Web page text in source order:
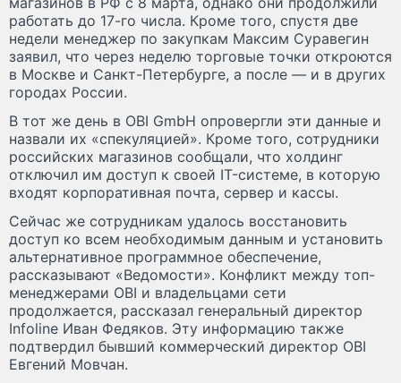
работать до 17-го числа. Кроме того, спустя две
недели менеджер по закупкам Максим Суравегин
заявил, что через неделю торговые точки откроются
в Москве и Санкт-Петербурге, а после — и в других
городах России.
В тот же день в OBI GmbH опровергли эти данные и
назвали их «спекуляцией». Кроме того, сотрудники
российских магазинов сообщали, что холдинг
отключил им доступ к своей IT-системе, в которую
входят корпоративная почта, сервер и кассы.
Сейчас же сотрудникам удалось восстановить
доступ ко всем необходимым данным и установить
альтернативное программное обеспечение,
рассказывают «Ведомости». Конфликт между топ-
менеджерами OBI и владельцами сети
продолжается, рассказал генеральный директор
Infoline Иван Федяков. Эту информацию также
подтвердил бывший коммерческий директор OBI
Евгений Мовчан.